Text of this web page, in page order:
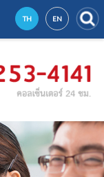
TH EN